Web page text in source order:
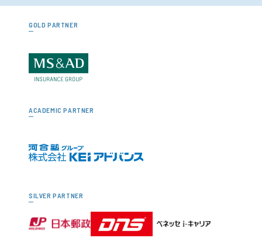
GOLD PARTNER
ACADEMIC PARTNER
SILVER PARTNER